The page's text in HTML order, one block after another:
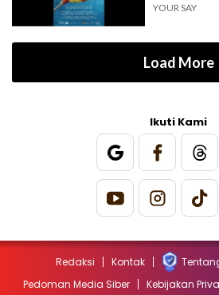
YOUR SAY
Load More
Ikuti Kami
Redaksi Kontak
Pedoman Media Siber
Kebijakan